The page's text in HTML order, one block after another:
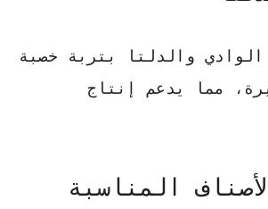
والدلتا بتربة خصبة
مما يدعم إنتاج
المناسبة